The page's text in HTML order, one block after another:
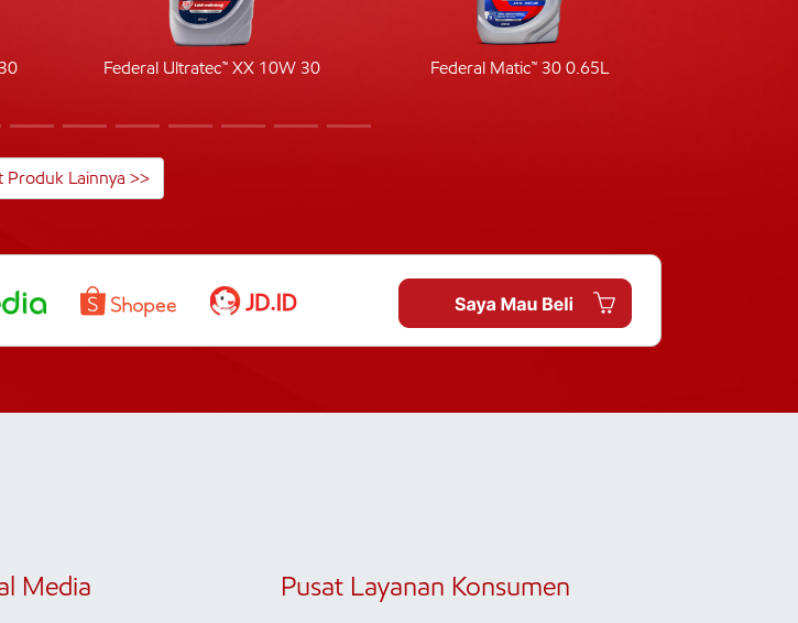
Federal Ultratec™ XX 10W 30 Federal Matic™ 30 0.65L
Produk Lainnya >>
Media Pusat Layanan Konsumen